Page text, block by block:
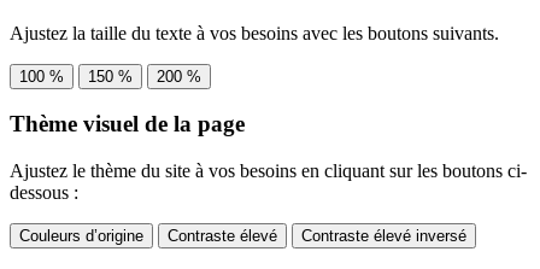
Ajustez la taille du texte à vos besoins avec les boutons suivants.
100 % 150 % 200 %
Thème visuel de la page
Ajustez le thème du site à vos besoins en cliquant sur les boutons ci-
dessous :
Couleurs d’origine Contraste élevé Contraste élevé inversé